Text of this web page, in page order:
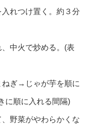
れつけ置く。約３分
中火で炒める。(表
ぎ→じゃが芋を順に
に順に入れる間隔)
野菜がやわらかくな